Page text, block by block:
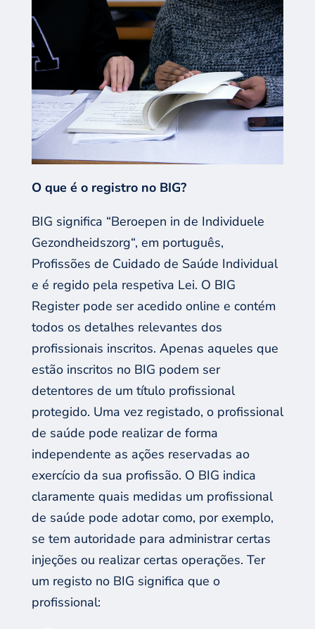
O que é o registro no BIG?
BIG significa “Beroepen in de Individuele
Gezondheidszorg“, em português,
Profissões de Cuidado de Saúde Individual
e é regido pela respetiva Lei. O BIG
Register pode ser acedidoonline e contém
todos os detalhes relevantes dos
profissionais inscritos. Apenas aqueles que
estãoinscritos no BIG podem ser
detentores de um título profissional
protegido. Uma vez registado, oprofissional
de saúde pode realizar de forma
independente as ações reservadas ao
exercício da sua profissão. O BIG indica
claramente quais medidas um profissional
de saúde pode adotar como, por exemplo,
se tem autoridade para administrar certas
injeções ou realizar certas operações. Ter
um registo no BIG significa que o
profissional: